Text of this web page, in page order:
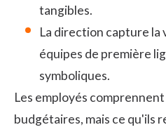
tangibles.
La direction capture la
équipes de première
symboliques.
Les employés
budgétaires, mais ce qu'ils